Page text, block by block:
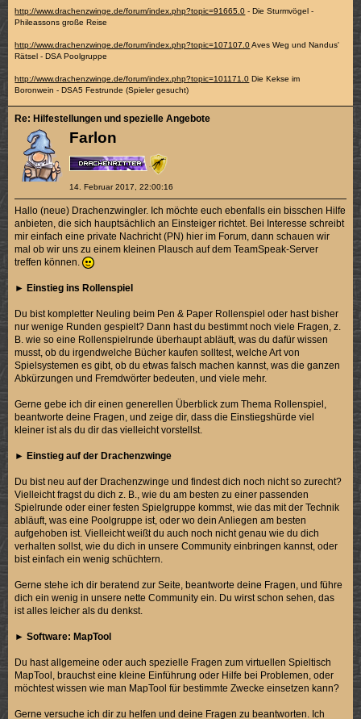
http://www.drachenzwinge.de/forum/index.php?topic=91665.0 - Die Sturmvögel -
Phileassons große Reise
http://www.drachenzwinge.de/forum/index.php?topic=107107.0Aves Weg und Nandus'
Rätsel - DSA Poolgruppe
http://www.drachenzwinge.de/forum/index.php?topic=101171.0 Die Kekse im
Boronwein - DSA5 Festrunde (Spieler gesucht)
Farlon
14. Februar 2017, 22:00:16
Re: Hilfestellungen und spezielle Angebote
Hallo (neue) Drachenzwingler. Ich möchte euch ebenfalls ein bisschen Hilfe
anbieten, die sich hauptsächlich an Einsteiger richtet. Bei Interesse schreibt
mir einfach eine private Nachricht (PN) hier im Forum, dann schauen wir
mal ob wir uns zu einem kleinen Plausch auf dem TeamSpeak-Server
treffen können.
► Einstieg ins Rollenspiel
Du bist kompletter Neuling beim Pen & Paper Rollenspiel oder hast bisher
nur wenige Runden gespielt? Dann hast du bestimmt noch viele Fragen, z.
B. wie so eine Rollenspielrunde überhaupt abläuft, was du dafür wissen
musst, ob du irgendwelche Bücher kaufen solltest, welche Art von
Spielsystemen es gibt, ob du etwas falsch machen kannst, was die ganzen
Abkürzungen und Fremdwörter bedeuten, und viele mehr.
Gerne gebe ich dir einen generellen Überblick zum Thema Rollenspiel,
beantworte deine Fragen, und zeige dir, dass die Einstiegshürde viel
kleiner ist als du dir das vielleicht vorstellst.
► Einstieg auf der Drachenzwinge
Du bist neu auf der Drachenzwinge und findest dich noch nicht so zurecht?
Vielleicht fragst du dich z. B., wie du am besten zu einer passenden
Spielrunde oder einer festen Spielgruppe kommst, wie das mit der Technik
abläuft, was eine Poolgruppe ist, oder wo dein Anliegen am besten
aufgehoben ist. Vielleicht weißt du auch noch nicht genau wie du dich
verhalten sollst, wie du dich in unsere Community einbringen kannst, oder
bist einfach ein wenig schüchtern.
Gerne stehe ich dir beratend zur Seite, beantworte deine Fragen, und führe
dich ein wenig in unsere nette Community ein. Du wirst schon sehen, das
ist alles leicher als du denkst.
►Software: MapTool
Du hast allgemeine oder auch spezielle Fragen zum virtuellen Spieltisch
MapTool, brauchst eine kleine Einführung oder Hilfe bei Problemen, oder
möchtest wissen wie man MapTool für bestimmte Zwecke einsetzen kann?
Gerne versuche ich dir zu helfen und deine Fragen zu beantworten. Ich